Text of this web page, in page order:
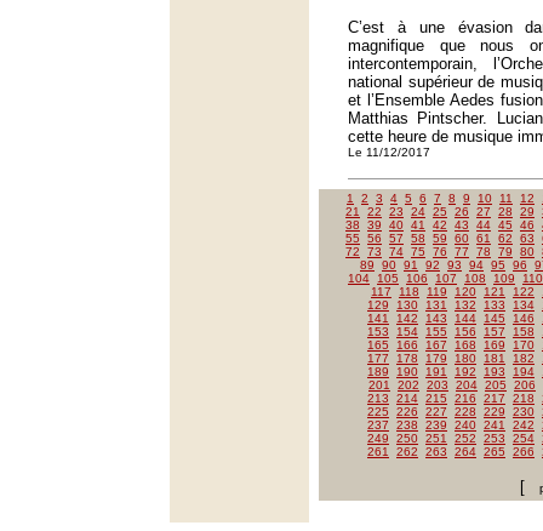
C’est à une évasion
magnifique que nous
intercontemporain,
national supérieur de
et l’Ensemble Aedes
Matthias Pintscher.
cette heure de musique
Le 11/12/2017
1 2 3 4 5 6 7 8 9 10 11 12
21
22 23 24 25 26 27 28 29
38
39 40 41 42 43 44 45 46
55
56 57 58 59 60 61 62 63
72
73 74 75 76 77 78 79 80
89
90 91 92 93 94 95 96
104
105 106 107 108 109
110
117
118 119 120 121 122
129
130 131 132 133 134
141
142 143 144 145 146
153
154 155 156 157 158
165
166 167 168 169 170
177
178 179 180 181 182
189
190 191 192 193 194
201
202 203 204 205
206
213
214 215 216 217 218
225
226 227 228 229 230
237
238 239 240 241 242
249
250 251 252 253 254
261
262 263 264 265 266
[